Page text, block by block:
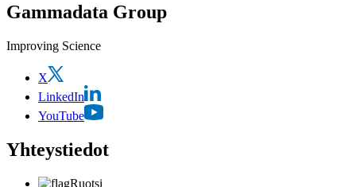
Gammadata Group
Improving Science
X
LinkedIn
YouTube
Yhteystiedot
Ruotsi